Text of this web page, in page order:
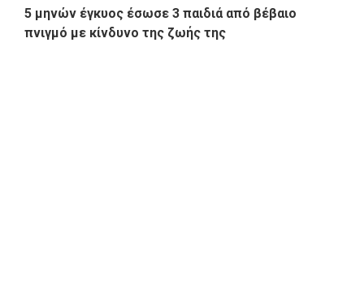
5 μηνών έγκυος έσωσε 3 παιδιά από βέβαιο
πνιγμό με κίνδυνο της ζωής της